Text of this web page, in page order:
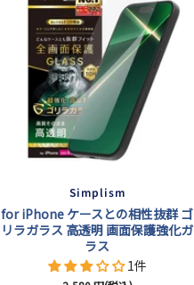
Simplism
for iPhone ケースとの相性抜群 ゴ
リラガラス 高透明 画面保護強化ガ
ラス
1件